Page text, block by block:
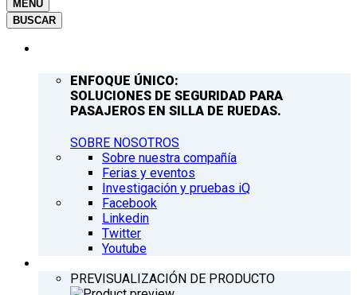
MENU
BUSCAR
ENFOQUE ÚNICO:
SOLUCIONES DE SEGURIDAD PARA
PASAJEROS EN SILLA DE RUEDAS.
SOBRE NOSOTROS
Sobre nuestra compañía
Ferias y eventos
Investigación y pruebas iQ
Facebook
Linkedin
Twitter
Youtube
PREVISUALIZACIÓN DE PRODUCTO